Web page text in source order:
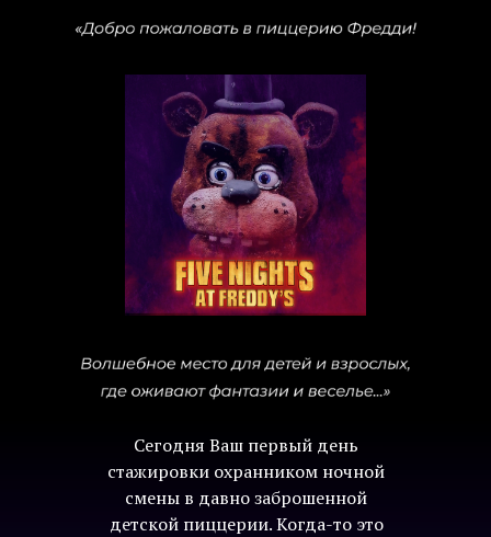
Сегодня Ваш первый день
стажировки охранником ночной
смены в давно заброшенной
детской пиццерии. Когда-то это